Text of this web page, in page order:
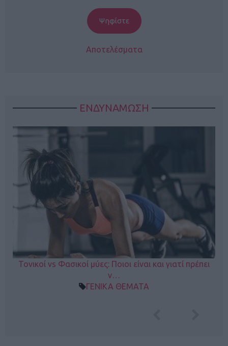
Αποτελέσματα
ΕΝΔΥΝΑΜΩΣΗ
Τονικοί vs Φασικοί μύες: Ποιοι είναι και γιατί πρέπει
ν…
ΓΕΝΙΚΑ ΘΕΜΑΤΑ